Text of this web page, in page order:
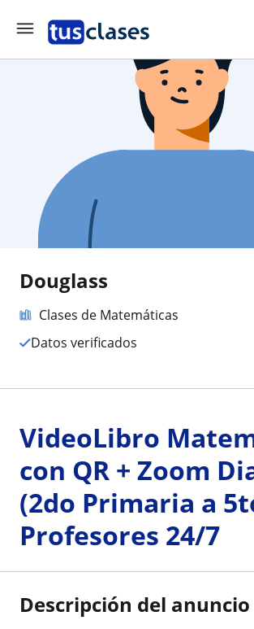
Douglass
Clases de Matemáticas
Datos verificados
VideoLibro
con QR + Zoom
(2do Primaria a
Profesores 24/7
Descripción del anuncio